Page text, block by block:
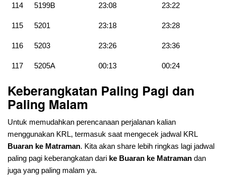
114 5199B 23:08 23:22
115 5201 23:18 23:28
116 5203 23:26 23:36
117 5205A 00:13 00:24
Keberangkatan Paling Pagi dan
Paling Malam
Untuk memudahkan perencanaan perjalanan kalian
menggunakan KRL, termasuk saat mengecek jadwal KRL
Buaran ke Matraman. Kita akan share lebih ringkas lagi jadwal
paling pagi keberangkatan dari ke Buaran ke Matraman dan
juga yang paling malam ya.